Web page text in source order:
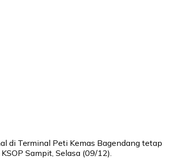
di Terminal Peti Kemas Bagendang tetap
Sampit, Selasa (09/12).